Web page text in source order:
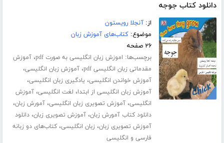
دانلود کتاب جوجه
از:آنجلا رویستون
موضوع:کتاب‌های آموزش زبان
۲۶ صفحه
برچسب‌ها: اموزش زبان انگلیسی به صورت pdf ،آموزش
مقدماتی زبان انگلیسی pdf
،آموزش زبان انگلیسی،
آموزش خواندن انگلیسی، یادگیری زبان انگلیسی،
آموزش زبان انگلیسی از ابتدا، لغت انگلیسی،آموزش
انگلیسی،آموزش تصویری زبان انگلیسی،آمورش زبان،
دانلود کتاب آمورش زبان،آموزش تصویری زبان،دانلود
آموزش تصویری زبان، زبان انگلیسی،کتاب‌های دو زبانه
فارسی و انگلیسی